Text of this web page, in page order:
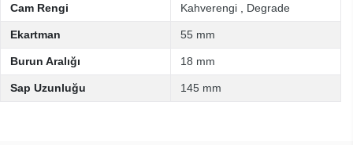
Cam Rengi Kahverengi Degrade
Ekartman 55 mm
Burun Aralığı 18 mm
Sap Uzunluğu 145 mm